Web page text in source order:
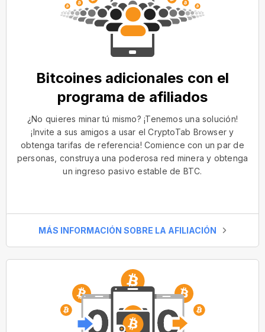
Bitcoines adicionales con el
programa de afiliados
¿No quieres minar tú mismo? ¡Tenemos una solución!
¡Invite a sus amigos a usar el CryptoTab Browser y
obtenga tarifas de referencia! Comience con un par de
personas, construya una poderosa red minera y obtenga
un ingreso pasivo estable de BTC.
MÁS INFORMACIÓN SOBRE LA AFILIACIÓN